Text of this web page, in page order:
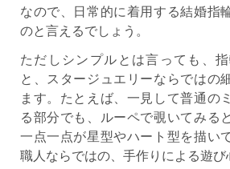
なので、日常的に着用する結婚指
のと言えるでしょう。
ただしシンプルとは言っても、
と、スタージュエリーならではの
ます。たとえば、一見して普通の
る部分でも、ルーペで覗いてみる
一点一点が星型やハート型を描い
職人ならではの、手作りによる遊び